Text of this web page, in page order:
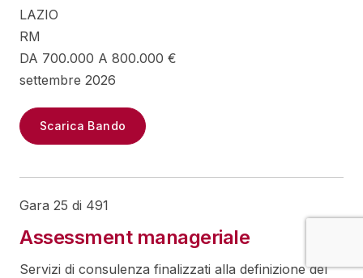
LAZIO
RM
DA 700.000 A 800.000 €
settembre 2026
Scarica Bando
Gara 25 di 491
Assessment manageriale
Servizi di consulenza finalizzati alla definizione del